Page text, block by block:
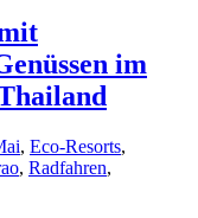
im
, Eco-Resorts,
, Radfahren,